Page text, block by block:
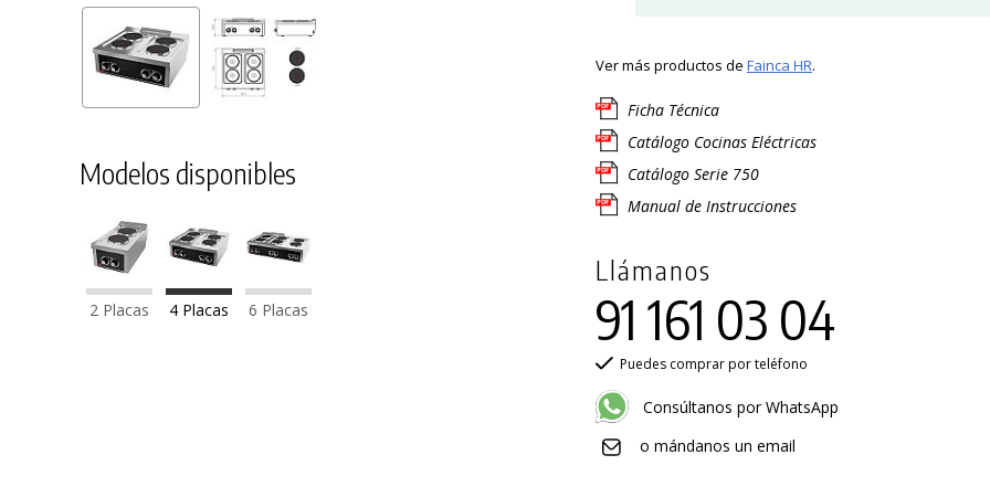
Modelos disponibles
2 Placas 4 Placas 6 Placas
Ver más productos de Fainca HR.
Ficha Técnica
Catálogo Cocinas Eléctricas
Catálogo Serie 750
Manual de Instrucciones
Llámanos
91 161 03 04
Puedes comprar por teléfono
Consúltanos por WhatsApp
o mándanos un email